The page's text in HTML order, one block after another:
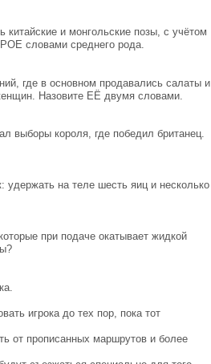
и монгольские позы, с учётом
словами среднего рода.
где в основном продавались салаты и
Назовите ЕЁ двумя словами.
выборы короля, где победил британец.
на теле шесть яиц и несколько
при подаче окатывает жидкой
игрока до тех пор, пока тот
от прописанных маршрутов и более